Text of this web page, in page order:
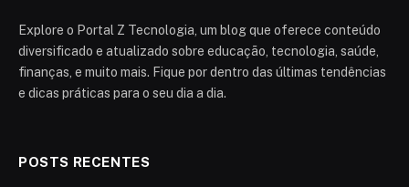
Explore o Portal Z Tecnologia, um blog que oferece conteúdo
diversificado e atualizado sobre educação, tecnologia, saúde,
finanças, e muito mais. Fique por dentro das últimas tendências
e dicas práticas para o seu dia a dia.
POSTS RECENTES